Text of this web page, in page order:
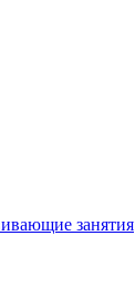
занятия